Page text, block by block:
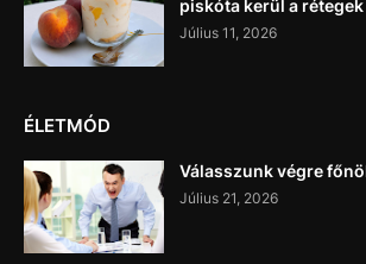
piskóta kerül a
Július 11, 2026
ÉLETMÓD
Válasszunk végre
Július 21, 2026